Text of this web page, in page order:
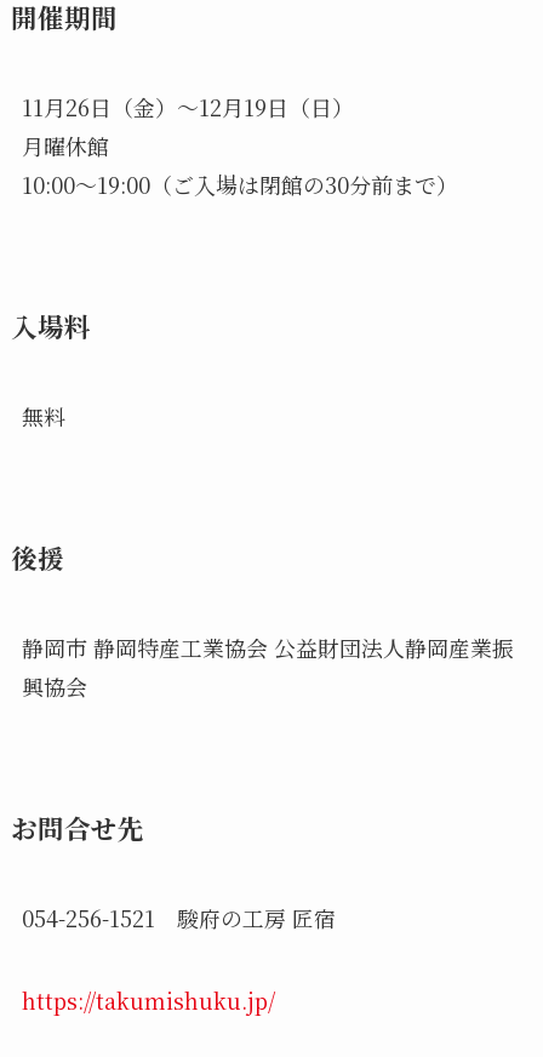
開催期間
11月26日（金）～12月19日（日）
月曜休館
10:00～19:00（ご入場は閉館の30分前まで）
入場料
無料
後援
静岡市 静岡特産工業協会 公益財団法人静岡産業振
興協会
お問合せ先
054-256-1521 駿府の工房 匠宿
https://takumishuku.jp/